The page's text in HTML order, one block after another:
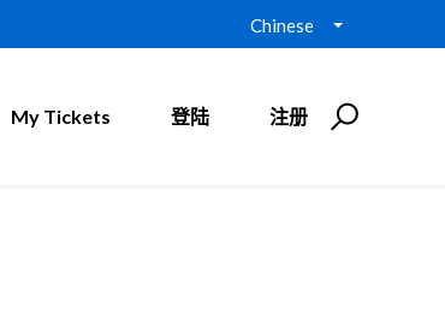
Chinese
My Tickets 登陆 注册